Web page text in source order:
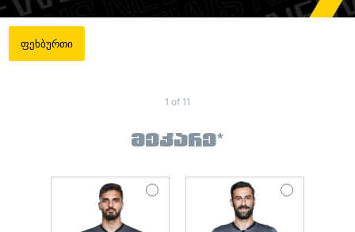
ფეხბურთი
1 of 11
ᲛᲔᲙᲐᲠᲔ*